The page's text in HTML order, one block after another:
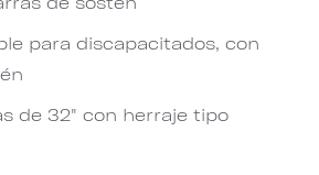
para discapacitados, con
de 32" con herraje tipo